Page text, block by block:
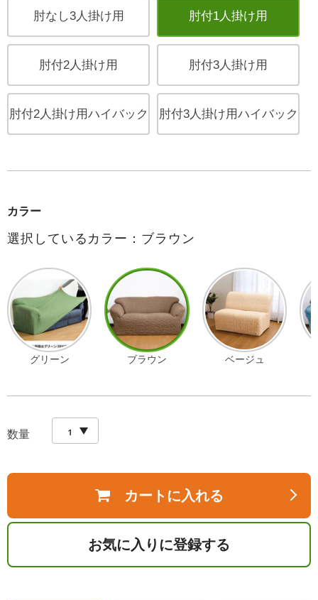
肘なし3人掛け用 肘付1人掛け用
肘付2人掛け用 肘付3人掛け用
肘付2人掛け用ハイバック 肘付3人掛け用ハイバック
カラー
選択しているカラー：ブラウン
グリーン ブラウン ベージュ
数量
カートに入れる
お気に入りに登録する